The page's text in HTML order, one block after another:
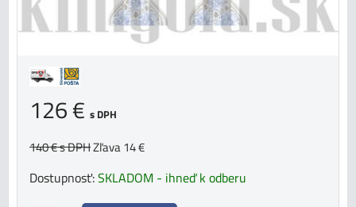
126 € s DPH
140 €s DPHZľava 14 €
Dostupnosť:SKLADOM - ihneď k odberu